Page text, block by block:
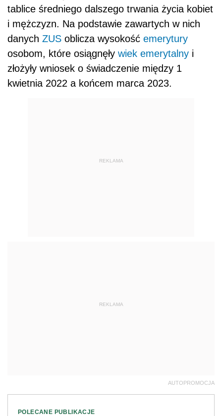
tablice średniego dalszego trwania życia kobiet
i mężczyzn. Na podstawie zawartych w nich
danych ZUS oblicza wysokość emerytury
osobom, które osiągnęły wiek emerytalny i
złożyły wniosek o świadczenie między 1
kwietnia 2022 a końcem marca 2023.
REKLAMA
REKLAMA
AUTOPROMOCJA
POLECANE PUBLIKACJE